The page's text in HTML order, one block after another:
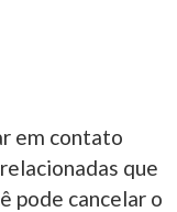
em contato
que
pode cancelar o